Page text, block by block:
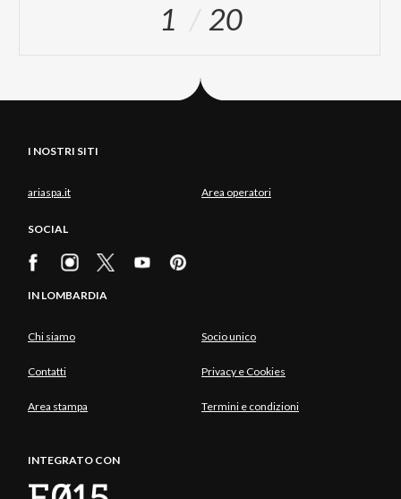
1 20
I NOSTRI SITI
ariaspa.it Area operatori
SOCIAL
IN LOMBARDIA
Chi siamo Socio unico
Contatti Privacy e Cookies
Area stampa Termini e condizioni
INTEGRATO CON